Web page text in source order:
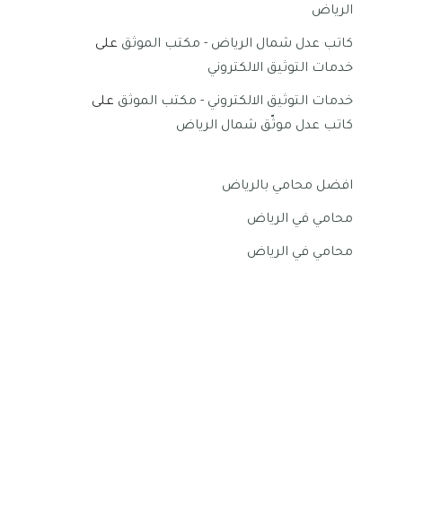
الرياض
كاتب عدل شمال الرياض - مكتب الموثق على
خدمات التوثيق الالكتروني
خدمات التوثيق الالكتروني - مكتب الموثق على
كاتب عدل موثّق شمال الرياض
افضل محامي بالرياض
محامي في الرياض
محامي في الرياض